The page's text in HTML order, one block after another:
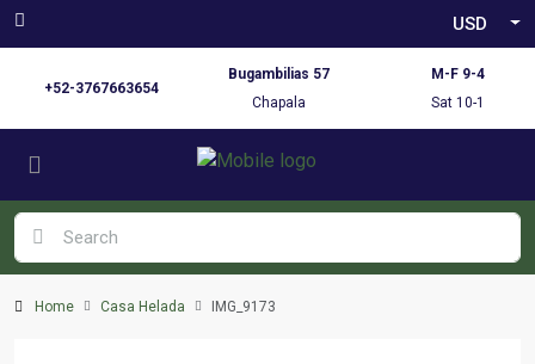
USD
+52-3767663654
Bugambilias 57
Chapala
M-F 9-4
Sat 10-1
Home Casa Helada IMG_9173